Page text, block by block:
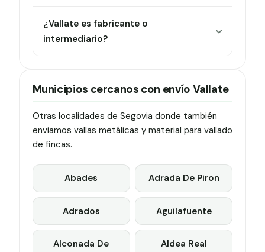
¿Vallate es fabricante o
intermediario?
Municipios cercanos con envío Vallate
Otras localidades de Segovia donde también
enviamos vallas metálicas y material para vallado
de fincas.
Abades Adrada De Piron
Adrados Aguilafuente
Alconada De
Aldea Real